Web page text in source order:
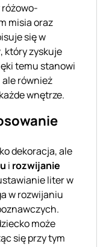
misia oraz
się w
, który zyskuje
temu stanowi
również
wnętrze.
dekoracja, ale
i rozwijanie
liter w
w rozwijaniu
może
się przy tym